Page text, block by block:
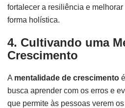
fortalecer a resiliência e melhorar
forma holística.
4. Cultivando uma
Crescimento
A mentalidade de crescimento
busca aprender com os erros e
que permite às pessoas verem